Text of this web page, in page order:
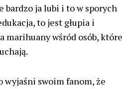
bardzo ja lubi i to w sporych
to jest głupia i
marihuany wśród osób, które
wyjaśni swoim fanom, że